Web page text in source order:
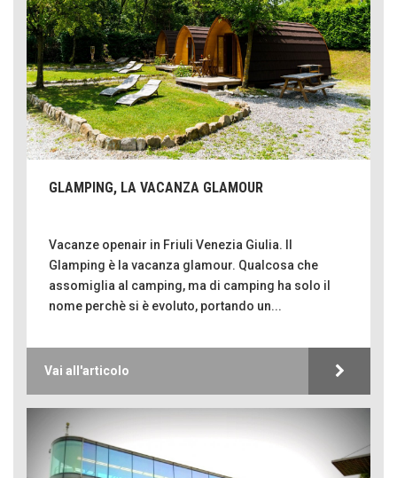
GLAMPING, LA VACANZA GLAMOUR
Vacanze openair in Friuli Venezia Giulia. Il
Glamping è la vacanza glamour. Qualcosa che
assomiglia al camping, ma di camping ha solo il
nome perchè si è evoluto, portando un...
Vai all'articolo